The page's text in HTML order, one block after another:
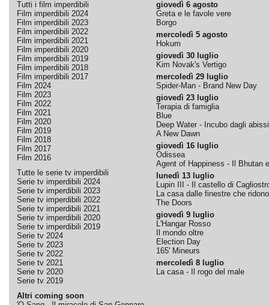
Tutti i film imperdibili
Film imperdibili 2024
Film imperdibili 2023
Film imperdibili 2022
Film imperdibili 2021
Film imperdibili 2020
Film imperdibili 2019
Film imperdibili 2018
Film imperdibili 2017
Film 2024
Film 2023
Film 2022
Film 2021
Film 2020
Film 2019
Film 2018
Film 2017
Film 2016
Tutte le serie tv imperdibili
Serie tv imperdibili 2024
Serie tv imperdibili 2023
Serie tv imperdibili 2022
Serie tv imperdibili 2021
Serie tv imperdibili 2020
Serie tv imperdibili 2019
Serie tv 2024
Serie tv 2023
Serie tv 2022
Serie tv 2021
Serie tv 2020
Serie tv 2019
Altri coming soon
giovedì 6 agosto
Greta e le favole vere
Borgo
mercoledì 5 agosto
Hokum
giovedì 30 luglio
Kim Novak's Vertigo
mercoledì 29 luglio
Spider-Man - Brand New Day
giovedì 23 luglio
Terapia di famiglia
Blue
Deep Water - Incubo dagli abissi
A New Dawn
giovedì 16 luglio
Odissea
Agent of Happiness - Il Bhutan
lunedì 13 luglio
Lupin III - Il castello di
La casa dalle finestre che ridono
The Doors
giovedì 9 luglio
L'Hangar Rosso
Il mondo oltre
Election Day
165' Mineurs
mercoledì 8 luglio
La casa - Il rogo del male